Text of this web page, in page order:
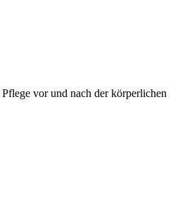
vor und nach der körperlichen